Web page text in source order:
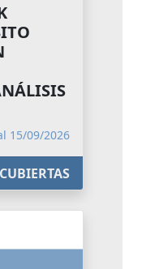
15/09/2026